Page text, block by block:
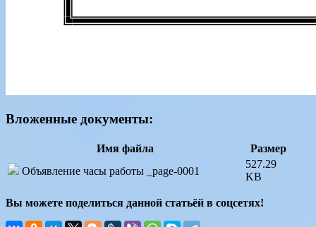
Вложенные документы:
Имя файла
Размер
Объявление часы работы _page-0001
527.29
KB
Вы можете поделиться данной статьёй в соцсетях!